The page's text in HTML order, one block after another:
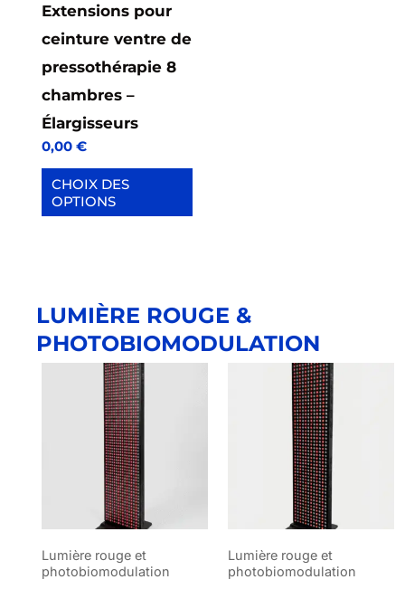
Extensions pour
ceinture ventre de
pressothérapie 8
chambres –
Élargisseurs
0,00 €
CHOIX DES
OPTIONS
peuvent
être
choisies
sur
la
page
du
produit
LUMIÈRE ROUGE &
PHOTOBIOMODULATION
Lumière rouge et
photobiomodulation
Lumière rouge et
photobiomodulation